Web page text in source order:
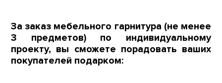
За заказ мебельного гарнитура (не менее
3 предметов) по индивидуальному
проекту, вы сможете порадовать ваших
покупателей подарком: